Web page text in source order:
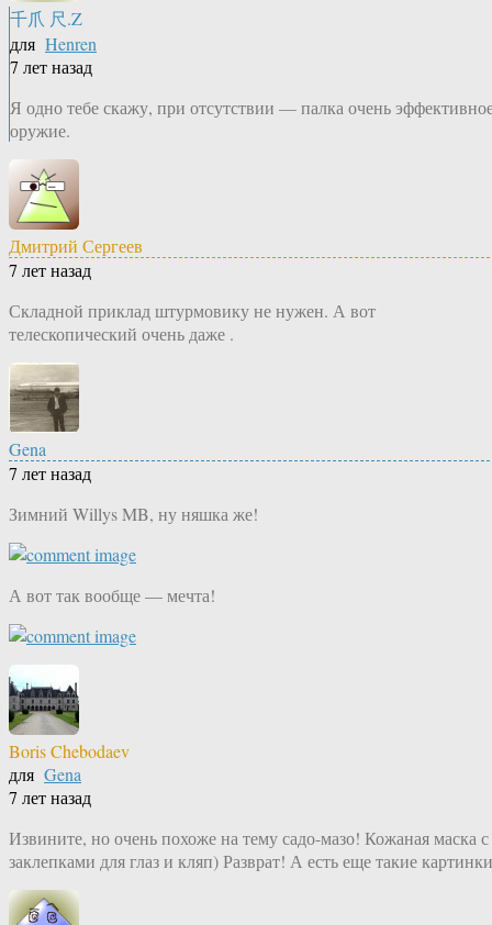
千爪 尺.Z
для Henren
7 лет назад
Я одно тебе скажу, при отсутствии — палка очень
оружие.
Дмитрий Сергеев
7 лет назад
Складной приклад штурмовику не нужен. А вот
телескопический очень даже .
Gena
7 лет назад
Зимний Willys MB, ну няшка же!
А вот так вообще — мечта!
Boris Chebodaev
для Gena
7 лет назад
Извините, но очень похоже на тему садо-мазо! Кожаная маска с
заклепками для глаз и кляп) Разврат! А есть еще такие